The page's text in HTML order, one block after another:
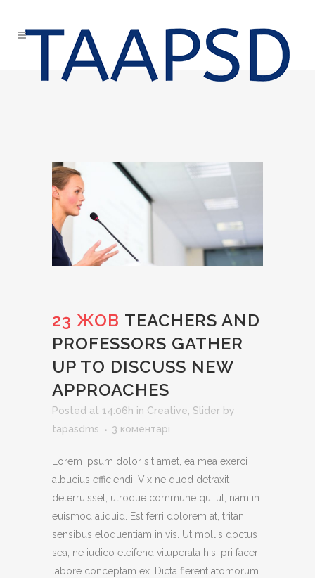
23 ЖОВ TEACHERS AND
PROFESSORS GATHER
UP TO DISCUSS NEW
APPROACHES
Posted at 14:06h in Creative Slider by
tapasdms
3 коментарі
Lorem ipsum dolor sit amet, ea mea exerci
albucius efficiendi. Vix ne quod detraxit
deterruisset, utroque commune qui ut, nam in
euismod aliquid. Est ferri dolorem at, tritani
sensibus eloquentiam in vis. Ut mollis doctus
sea, ne iudico eleifend vituperata his, pri facer
labore conceptam ex. Dicta fierent atomorum